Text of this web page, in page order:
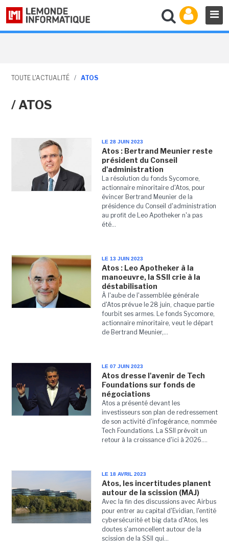
TOUTE L'ACTUALITÉ / ATOS
/ ATOS
LE 28 JUIN 2023
Atos : Bertrand Meunier reste
président du Conseil
d'administration
La résolution du fonds Sycomore,
actionnaire minoritaire d'Atos, pour
évincer Bertrand Meunier de la
présidence du Conseil d'administration
au profit de Leo Apotheker n'a pas
été...
LE 13 JUIN 2023
Atos : Leo Apotheker à la
manoeuvre, la SSII crie à la
déstabilisation
À l'aube de l'assemblée générale
d'Atos prévue le 28 juin, chaque partie
fourbit ses armes. Le fonds Sycomore,
actionnaire minoritaire, veut le départ
de Bertrand Meunier,...
LE 07 JUIN 2023
Atos dresse l'avenir de Tech
Foundations sur fonds de
négociations
Atos a présenté devant les
investisseurs son plan de redressement
de son activité d'infogérance, nommée
Tech Foundations. La SSII prévoit un
retour à la croissance d'ici à 2026....
LE 18 AVRIL 2023
Atos, les incertitudes planent
autour de la scission (MAJ)
Avec la fin des discussions avec Airbus
pour entrer au capital d'Evidian, l'entité
cybersécurité et big data d'Atos, les
doutes s'amoncellent autour de la
scission de la SSII qui...